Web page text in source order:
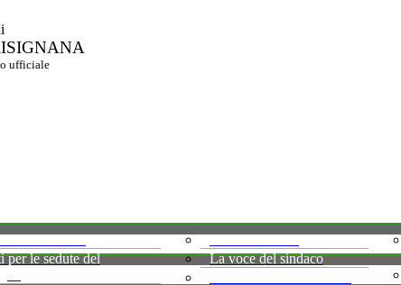
ufficiale
delle sedute
per le sedute del
Atti del sindaco
La voce del sindaco